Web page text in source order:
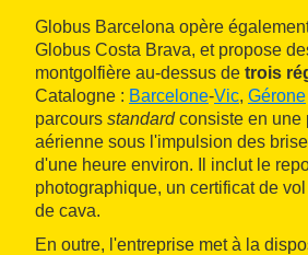
Globus Barcelona opère
Globus Costa Brava, et propose
montgolfière au-dessus de trois
Catalogne : Barcelone-Vic, Gérone
parcours standardconsiste en une
aérienne sous l'impulsion des
d'une heure environ. Il inclut le
photographique, un certificat de
de cava.
En outre, l'entreprise met à la